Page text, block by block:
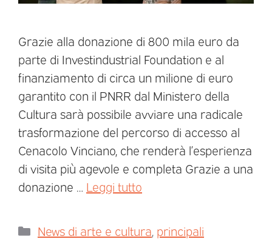
Grazie alla donazione di 800 mila euro da
parte di Investindustrial Foundation e al
finanziamento di circa un milione di euro
garantito con il PNRR dal Ministero della
Cultura sarà possibile avviare una radicale
trasformazione del percorso di accesso al
Cenacolo Vinciano, che renderà l’esperienza
di visita più agevole e completa Grazie a una
donazione … Leggi tutto
News di arte e cultura principali